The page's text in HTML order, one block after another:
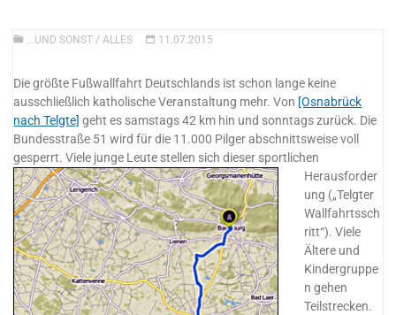
...UND SONST / ALLES 11.07.2015
Die größte Fußwallfahrt Deutschlands ist schon lange keine
ausschließlich katholische Veranstaltung mehr. Von [Osnabrück
nach Telgte] geht es samstags 42 km hin und sonntags zurück. Die
Bundesstraße 51 wird für die 11.000 Pilger abschnittsweise voll
gesperrt. Viele junge Leute stellen sich dieser sportlichen
Herausforder
ung („Telgter
Wallfahrtssch
ritt“). Viele
Ältere und
Kindergruppe
n gehen
Teilstrecken.